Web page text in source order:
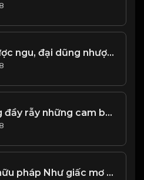
Đại trí nhược ngu, đại dũng nhược khiếp! & Đạo
Cuộc sống đầy rẫy những cam bẫy, một bước sai, có thể sai cả đời! Đạo
Hết khát hữu pháp Như giấc mơ hão huyền...! Đạo